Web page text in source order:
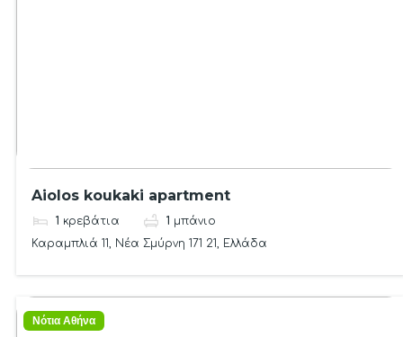
Aiolos koukaki apartment
1 κρεβάτια 1 μπάνιο
Καραμπλιά 11, Νέα Σμύρνη 171 21, Ελλάδα
Νότια Αθήνα